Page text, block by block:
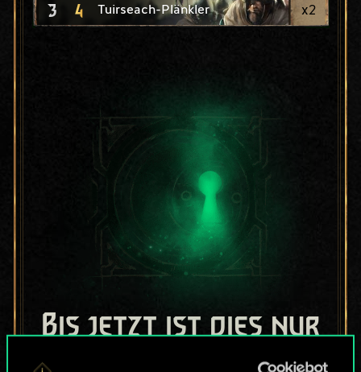
3 4 Tuirseach-Plänkler x2
Bis jetzt ist dies nur
ein geteilter Satz